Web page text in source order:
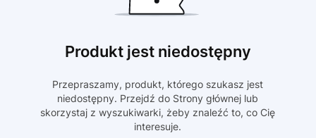
Produkt jest niedostępny
Przepraszamy, produkt, którego szukasz jest
niedostępny. Przejdź do Strony głównej lub
skorzystaj z wyszukiwarki, żeby znaleźć to, co Cię
interesuje.